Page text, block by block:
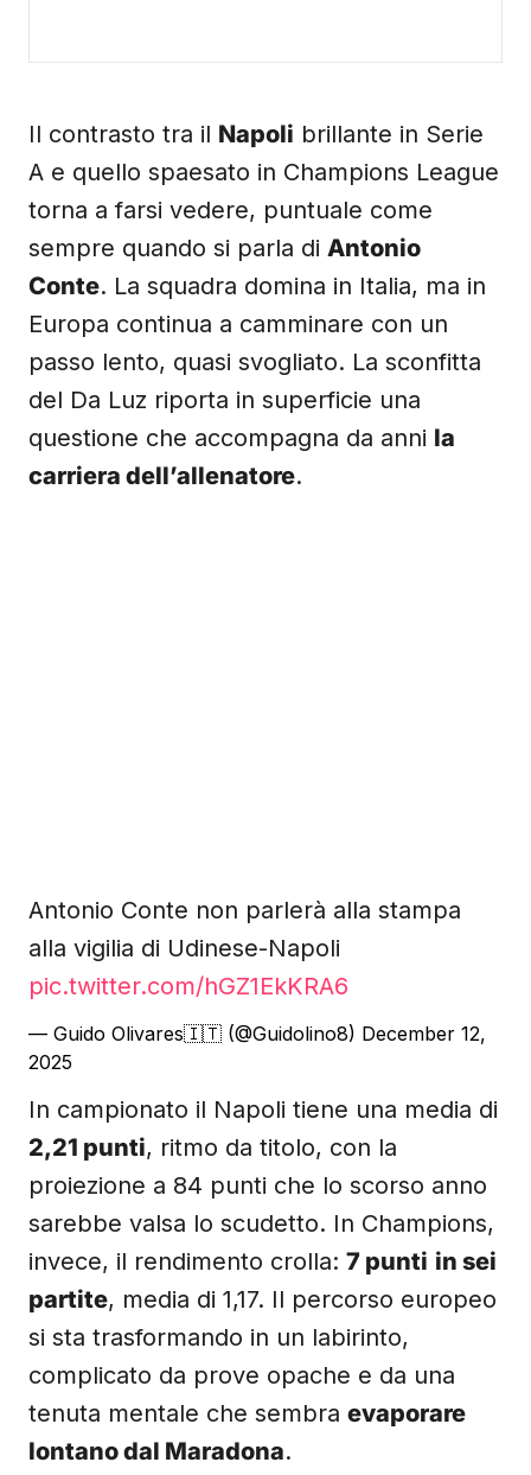
Il contrasto tra il Napoli brillante in Serie
A e quello spaesato in Champions League
torna a farsi vedere, puntuale come
sempre quando si parla di Antonio
Conte. La squadra domina in Italia, ma in
Europa continua a camminare con un
passo lento, quasi svogliato. La sconfitta
del Da Luz riporta in superficie una
questione che accompagna da anni la
carriera dell’allenatore.
Antonio Conte non parlerà alla stampa
alla vigilia di Udinese-Napoli
pic.twitter.com/hGZ1EkKRA6
— Guido Olivares🇮🇹 (@Guidolino8) December 12,
2025
In campionato il Napoli tiene una media di
2,21 punti, ritmo da titolo, con la
proiezione a 84 punti che lo scorso anno
sarebbe valsa lo scudetto. In Champions,
invece, il rendimento crolla: 7 punti in sei
partite, media di 1,17. Il percorso europeo
si sta trasformando in un labirinto,
complicato da prove opache e da una
tenuta mentale che sembra evaporare
lontano dal Maradona.